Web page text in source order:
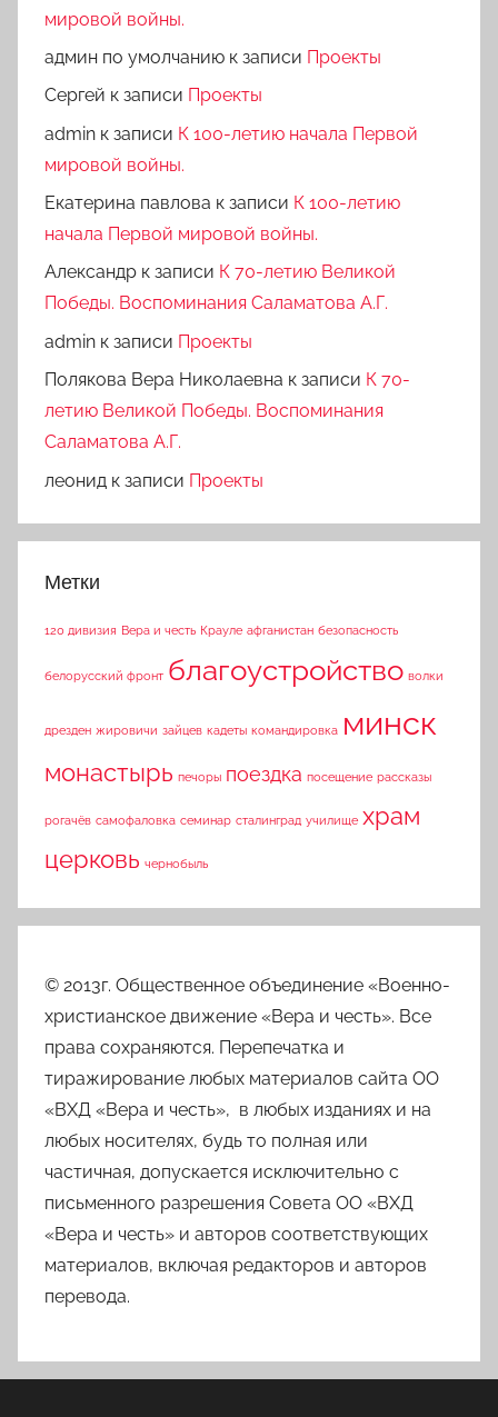
мировой войны.
админ по умолчанию к записи Проекты
Сергей к записи Проекты
admin к записи К 100-летию начала Первой
мировой войны.
Екатерина павлова к записи К 100-летию
начала Первой мировой войны.
Александр к записи К 70-летию Великой
Победы. Воспоминания Саламатова А.Г.
admin к записи Проекты
Полякова Вера Николаевна к записи К 70-
летию Великой Победы. Воспоминания
Саламатова А.Г.
леонид к записи Проекты
Метки
120 дивизия Вера и честь Крауле афганистан безопасность
белорусский фронт благоустройство волки
дрезден жировичи зайцев кадеты командировка минск
монастырь печоры поездка посещение рассказы
рогачёв самофаловка семинар сталинград училище храм
церковь чернобыль
© 2013г. Общественное объединение «Военно-
христианское движение «Вера и честь». Все
права сохраняются. Перепечатка и
тиражирование любых материалов сайта ОО
«ВХД «Вера и честь», в любых изданиях и на
любых носителях, будь то полная или
частичная, допускается исключительно с
письменного разрешения Совета ОО «ВХД
«Вера и честь» и авторов соответствующих
материалов, включая редакторов и авторов
перевода.